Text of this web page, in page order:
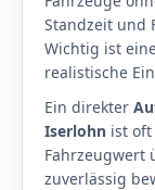
Standzeit und
Wichtig ist
realistische
Ein direkter
Iserlohn ist
Fahrzeugwert
zuverlässig